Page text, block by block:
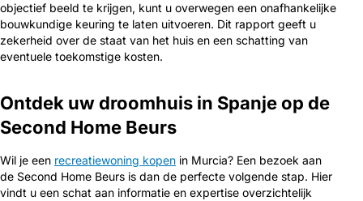
objectief beeld te krijgen, kunt u overwegen een onafhankelijke
bouwkundige keuring te laten uitvoeren. Dit rapport geeft u
zekerheid over de staat van het huis en een schatting van
eventuele toekomstige kosten.
Ontdek uw droomhuis in Spanje op de
Second Home Beurs
Wil je een recreatiewoning kopen in Murcia? Een bezoek aan
de Second Home Beurs is dan de perfecte volgende stap. Hier
vindt u een schat aan informatie en expertise overzichtelijk